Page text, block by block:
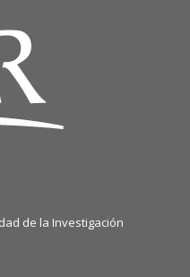
de la Investigación